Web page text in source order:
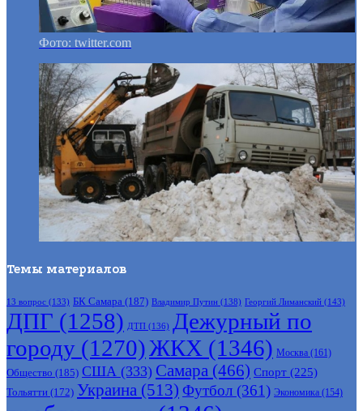
Фото: twitter.com
Темы материалов
13 вопрос (133) БК Самара (187) Владимир Путин (138) Георгий Лиманский (143)
ДПГ (1258) ДТП (136) Дежурный по
городу (1270)ЖКХ (1346) Москва (161)
Общество (185) США (333) Самара (466) Спорт (225)
Тольятти (172) Украина (513) Футбол (361) Экономика (154)